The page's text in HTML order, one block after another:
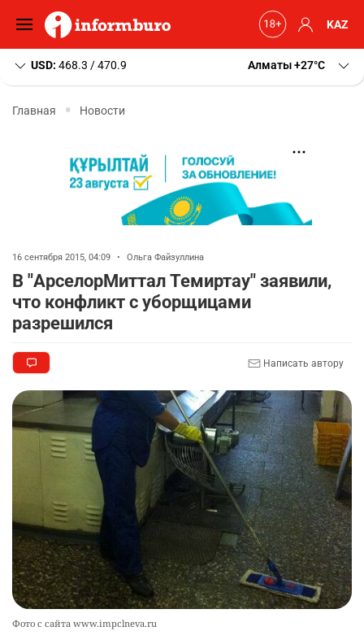
KAZ
USD: 468.3 / 470.9 Алматы+27 C
Главная Новости
16 сентября 2015, 04:09 • Ольга Файзуллина
В "АрселорМиттал Темиртау" заявили,
что конфликт с уборщицами
разрешился
Написать автору
Фото с сайта www.impclneva.ru